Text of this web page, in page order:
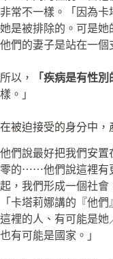
非常不一樣。「因為卡
她是被排除的。可是她
他們的妻子是站在一個
所以， 「疾病是有性別
樣。」
在被迫接受的身分中，
他們說最好把我們安
零的⋯⋯他們說這裡有
起，我們形成一個社會
「卡塔莉娜講的『他
這裡的人、有可能是她
也有可能是國家。」